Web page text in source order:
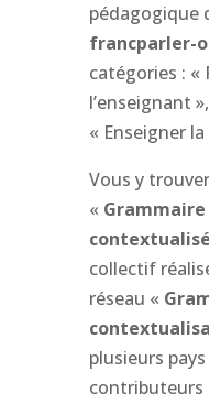
pédagogique
francparler-
catégories : «
l’enseignant
« Enseigner
Vous y
«
collectif
réseau «
plusieurs
contributeurs